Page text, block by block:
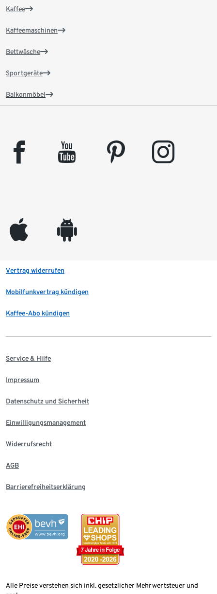
Kaffee
Kaffeemaschinen
Bettwäsche
Sportgeräte
Balkonmöbel
facebook youtube pinterest instagram
appleinc android
Vertrag widerrufen
Mobilfunkvertrag kündigen
Kaffee-Abo kündigen
Service & Hilfe
Impressum
Datenschutz und Sicherheit
Einwilligungsmanagement
Widerrufsrecht
AGB
Barrierefreiheitserklärung
Alle Preise verstehen sich inkl. gesetzlicher Mehrwertsteuer und